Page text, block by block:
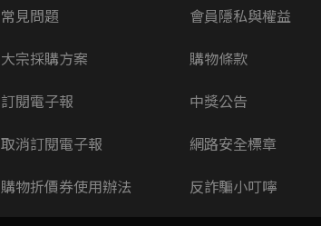
常見問題
大宗採購方案
訂閱電子報
取消訂閱電子報
購物折價券使用辦法
會員隱私與權益
購物條款
中獎公告
網路安全標章
反詐騙小叮嚀